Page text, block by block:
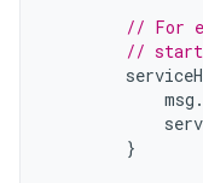
// For
// start
msg .
}